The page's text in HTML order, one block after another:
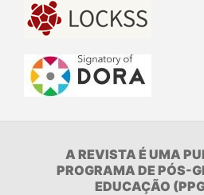
A REVISTA É UMA
PROGRAMA DE PÓS-
EDUCAÇÃO